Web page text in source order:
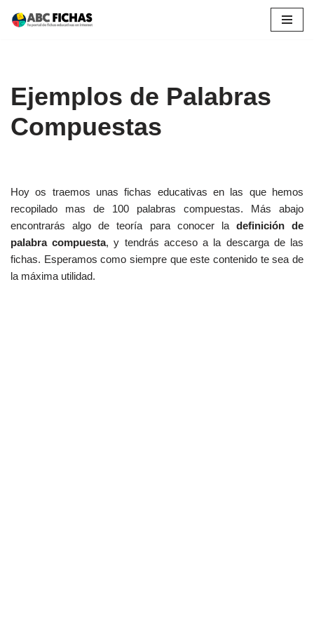
Ejemplos de Palabras
Compuestas
Hoy os traemos unas fichas educativas en las que hemos
recopilado mas de 100 palabras compuestas. Más abajo
encontrarás algo de teoría para conocer la definición de
palabra compuesta, y tendrás acceso a la descarga de las
fichas. Esperamos como siempre que este contenido te sea de
la máxima utilidad.